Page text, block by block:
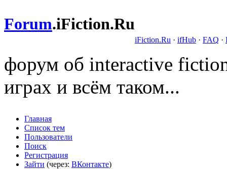
Forum.iFiction.Ru
iFiction.Ru · ifHub · FAQ ·
форум об interactive
играх и всём таком...
Главная
Список тем
Пользователи
Поиск
Регистрация
Зайти (через: ВКонтакте)